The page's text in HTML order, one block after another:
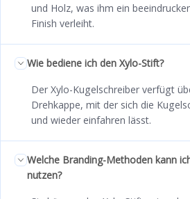
und Holz, was ihm ein
Finish verleiht.
Wie bediene ich den Xylo-Stift?
Der Xylo-Kugelschreiber verfügt
Drehkappe, mit der sich die
und wieder einfahren lässt.
Welche Branding-Methoden kann
nutzen?